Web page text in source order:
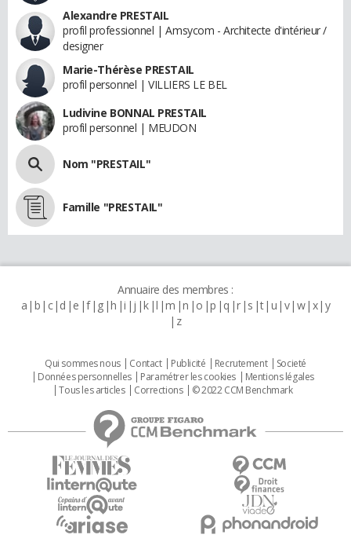
Alexandre PRESTAIL
profil professionnel | Amsycom - Architecte d'intérieur /
designer
Marie-Thérèse PRESTAIL
profil personnel | VILLIERS LE BEL
Ludivine BONNAL PRESTAIL
profil personnel | MEUDON
Nom "PRESTAIL"
Famille "PRESTAIL"
Annuaire des membres :
a b c d e f g h i j k l m n o p q r s t u v w x y
z
Qui sommes nous Contact Publicité Recrutement
Societé
Données personnelles
Paramétrer les cookies
Mentions légales
Tous les articles
Corrections © 2022 CCM Benchmark